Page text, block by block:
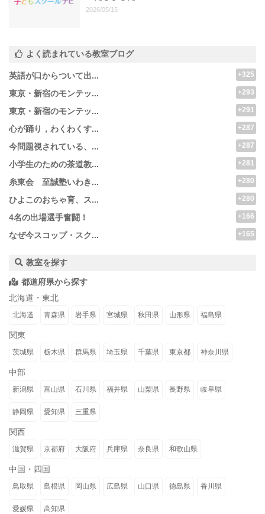
2026/05/15
よく読まれている教室ブログ
英語が口からついて出... +325
東京・新宿のモンテッ... +293
東京・新宿のモンテッ... +291
心が踊り，わくわくす... +287
今問題視されている、... +287
小学生のための茶道教... +281
糸東会 至誠塾いわき... +280
ひよこのおちゃ育、ス... +280
4名の出場選手奮闘！ +166
なぜ今スコップ・スク... +165
教室を探す
都道府県から探す
北海道・東北
北海道 青森県 岩手県 宮城県 秋田県 山形県 福島県
関東
茨城県 栃木県 群馬県 埼玉県 千葉県 東京都 神奈川県
中部
新潟県 富山県 石川県 福井県 山梨県 長野県 岐阜県
静岡県 愛知県 三重県
関西
滋賀県 京都府 大阪府 兵庫県 奈良県 和歌山県
中国・四国
鳥取県 島根県 岡山県 広島県 山口県 徳島県 香川県
愛媛県 高知県